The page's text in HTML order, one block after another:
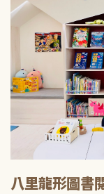
八里龍形圖書